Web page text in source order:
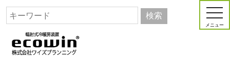
メニュー